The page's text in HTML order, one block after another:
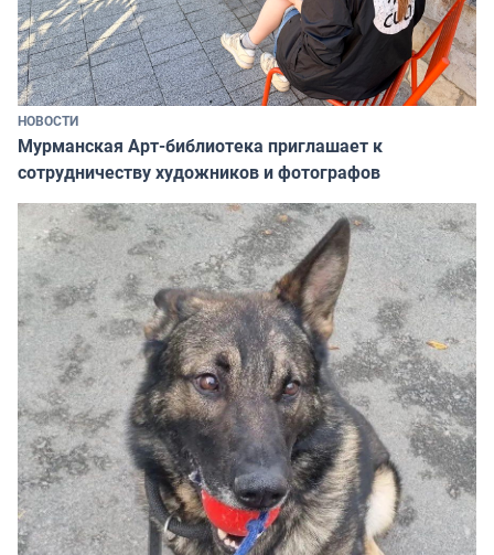
НОВОСТИ
Мурманская Арт-библиотека приглашает к
сотрудничеству художников и фотографов